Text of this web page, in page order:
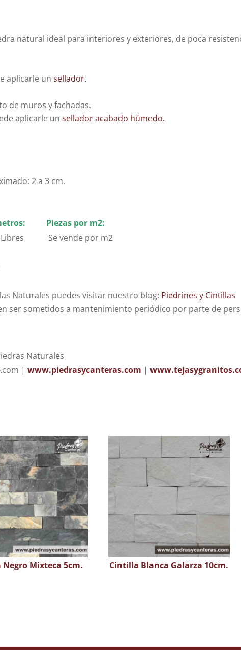
natural ideal para interiores y exteriores, de poca
aplicarle unsellador.
de muros y fachadas.
aplicarle unsellador acabado húmedo.
2 a 3 cm.
Piezas por m2:
Se vende por m2
Naturales puedes visitar nuestro blog: Piedrines y Cintillas
ser sometidos a mantenimiento periódico por parte de
Naturales
|www.piedrasycanteras.com |
Mixteca 5cm. Cintilla Blanca Galarza 10cm.